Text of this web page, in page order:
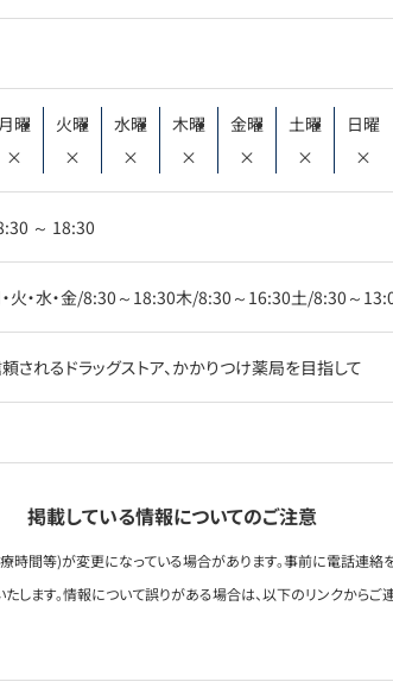
月曜
×
火曜
×
水曜
×
木曜
×
金曜
×
土曜
×
日曜
×
～ 18:30
火・水・金/8:30～18:30木/8:30～16:30土/8:30～
されるドラッグストア、かかりつけ薬局を目指して
掲載している情報についてのご注意
時間等)が変更になっている場合があります。事前に電話連絡
します。情報について誤りがある場合は、以下のリンクからご